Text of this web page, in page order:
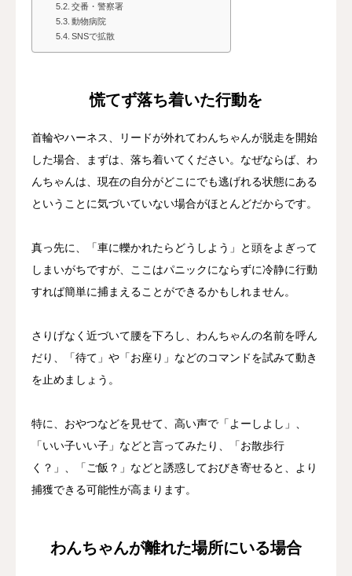
交番・警察署
動物病院
SNSで拡散
慌てず落ち着いた行動を
首輪やハーネス、リードが外れてわんちゃんが脱走を開始
した場合、まずは、落ち着いてください。なぜならば、わ
んちゃんは、現在の自分がどこにでも逃げれる状態にある
ということに気づいていない場合がほとんどだからです。
真っ先に、「車に轢かれたらどうしよう」と頭をよぎって
しまいがちですが、ここはパニックにならずに冷静に行動
すれば簡単に捕まえることができるかもしれません。
さりげなく近づいて腰を下ろし、わんちゃんの名前を呼ん
だり、「待て」や「お座り」などのコマンドを試みて動き
を止めましょう。
特に、おやつなどを見せて、高い声で「よーしよし」、
「いい子いい子」などと言ってみたり、「お散歩行
く？」、「ご飯？」などと誘惑しておびき寄せると、より
捕獲できる可能性が高まります。
わんちゃんが離れた場所にいる場合